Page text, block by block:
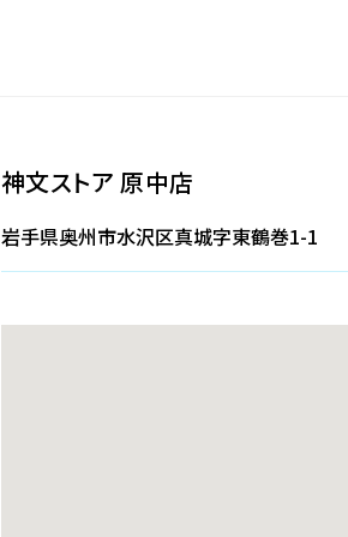
神文ストア 原中店
岩手県奥州市水沢区真城字東鶴巻1-1